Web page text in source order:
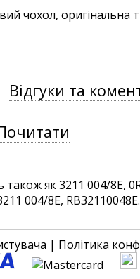
чохол, оригінальна
Відгуки та
як 3211 004/8E,
004/8E,
| Політика